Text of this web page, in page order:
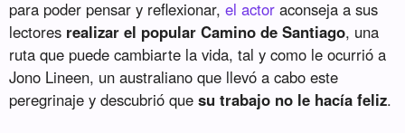
para poder pensar y reflexionar,el actor aconseja a sus
lectores realizar el popular Camino de Santiago, una
ruta que puede cambiarte la vida, tal y como le ocurrió a
Jono Lineen, un australiano que llevó a cabo este
peregrinaje y descubrió quesu trabajo no le hacía feliz.